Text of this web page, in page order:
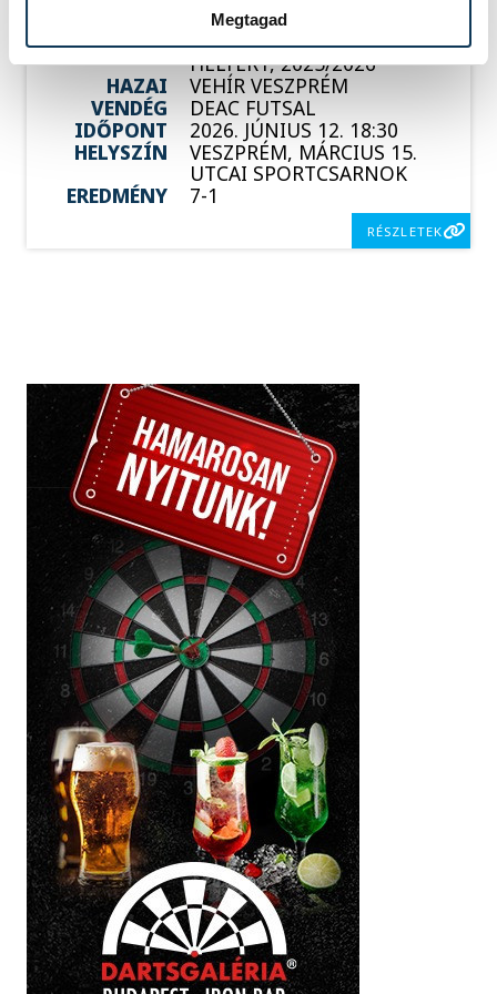
Megtagad
SOROZAT FÉRFI FUTSAL NB I, A 3.
HELYÉRT, 2025/2026
HAZAI
VEHÍR VESZPRÉM
VENDÉG
DEAC FUTSAL
IDŐPONT
2026. JÚNIUS 12. 18:30
HELYSZÍN
VESZPRÉM, MÁRCIUS 15.
UTCAI SPORTCSARNOK
EREDMÉNY
7-1
RÉSZLETEK